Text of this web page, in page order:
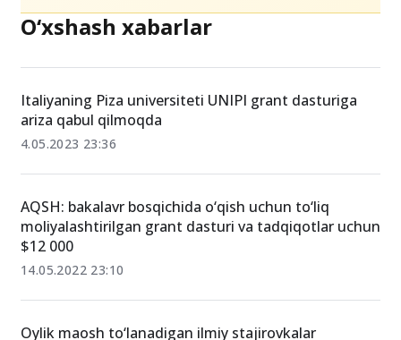
O‘xshash xabarlar
Italiyaning Piza universiteti UNIPI grant dasturiga
ariza qabul qilmoqda
4.05.2023 23:36
AQSH: bakalavr bosqichida o‘qish uchun to‘liq
moliyalashtirilgan grant dasturi va tadqiqotlar uchun
$12 000
14.05.2022 23:10
Oylik maosh to‘lanadigan ilmiy stajirovkalar